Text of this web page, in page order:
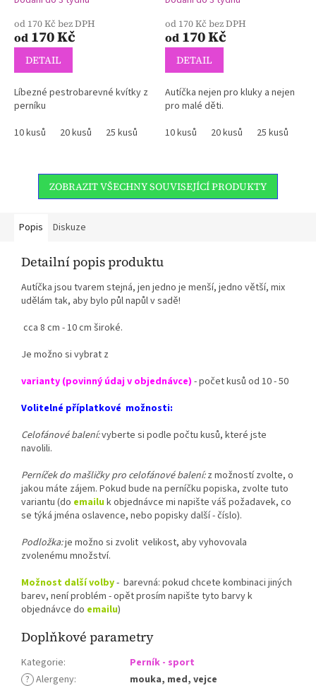
od 170 Kč bez DPH
od 170 Kč
DETAIL
Líbezné pestrobarevné kvítky z
perníku
10 kusů
20 kusů 25 kusů 30 kusů 40 kusů 50 kusů
od 170 Kč bez DPH
od 170 Kč
DETAIL
Autíčka nejen pro kluky a nejen
pro malé děti.
10 kusů
20 kusů 25 kusů
ZOBRAZIT VŠECHNY SOUVISEJÍCÍ PRODUKTY
Popis Diskuze
Detailní popis produktu
Autíčka jsou tvarem stejná, jen jedno je menší, jedno větší, mix
udělám tak, aby bylo půl napůl v sadě!
cca 8 cm - 10 cm široké.
Je možno si vybrat z
varianty (povinný údaj v objednávce) - počet kusů od 10 - 50
Volitelné příplatkové možnosti:
Celofánové balení:vyberte si podle počtu kusů, které jste
navolili.
Perníček do mašličky pro celofánové balení:z možností zvolte, o
jakou máte zájem. Pokud bude na perníčku popiska, zvolte tuto
variantu (do emailuk objednávce mi napište váš požadavek, co
se týká jména oslavence, nebo popisky další - číslo).
Podložka:je možno si zvolit velikost, aby vyhovovala
zvolenému množství.
Možnost další volby- barevná: pokud chcete kombinaci jiných
barev, není problém - opět prosím napište tyto barvy k
objednávce do emailu)
Doplňkové parametry
Kategorie:
Perník - sport
? Alergeny:
mouka, med, vejce